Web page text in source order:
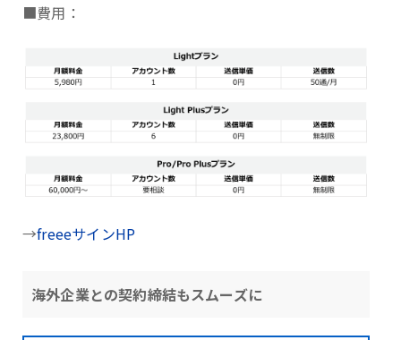
■費用：
→freeeサインHP
海外企業との契約締結もスムーズに